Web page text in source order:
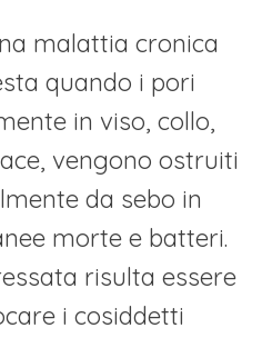
malattia cronica
quando i pori
in viso, collo,
vengono ostruiti
da sebo in
morte e batteri.
risulta essere
i cosiddetti